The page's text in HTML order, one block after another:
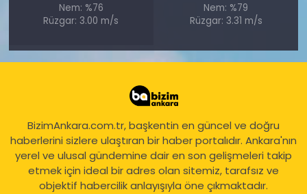
Nem: %76
Rüzgar: 3.00 m/s
Nem: %79
Rüzgar: 3.31 m/s
BizimAnkara.com.tr, başkentin en güncel ve doğru
haberlerini sizlere ulaştıran bir haber portalıdır. Ankara'nın
yerel ve ulusal gündemine dair en son gelişmeleri takip
etmek için ideal bir adres olan sitemiz, tarafsız ve
objektif habercilik anlayışıyla öne çıkmaktadır.